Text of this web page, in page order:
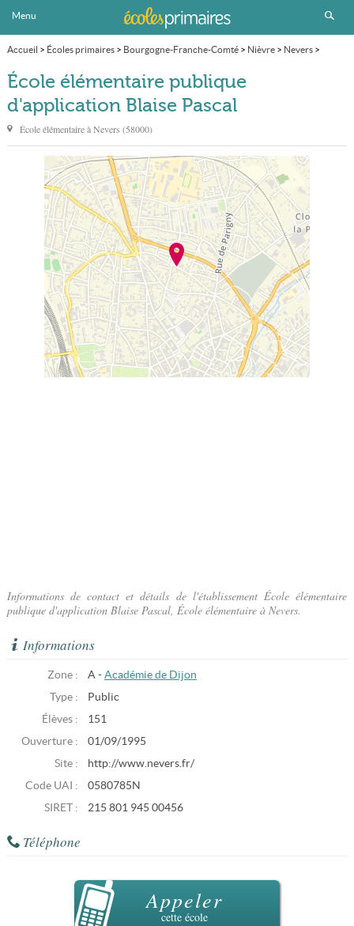
Menu
Accueil > Écoles primaires> Bourgogne-Franche-Comté> Nièvre> Nevers>
École élémentaire publique d'application Blaise Pascal
École élémentaire publique
d'application Blaise Pascal
École élémentaire àNevers (58000)
Informations de contact et détails de l'établissement École élémentaire
publique d'application Blaise Pascal, École élémentaire à Nevers.
Informations
Zone : A - Académie de Dijon
Type :
Public
Élèves :
151
Ouverture :
01/09/1995
Site :
http://www.nevers.fr/
Code UAI :
0580785N
SIRET :
215 801 945 00456
Téléphone
Appeler
cette école